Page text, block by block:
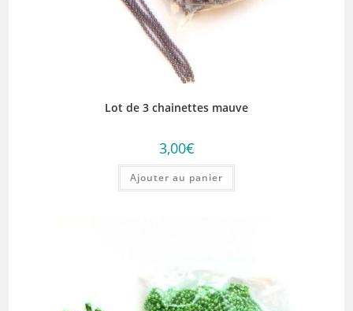
Lot de 3 chainettes mauve
3,00€
Ajouter au panier